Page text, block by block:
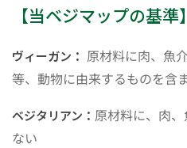
【当ベジマップの基準】
ヴィーガン： 原材料に肉、魚
等、動物に由来するものを含
ベジタリアン： 原材料に、肉
ない